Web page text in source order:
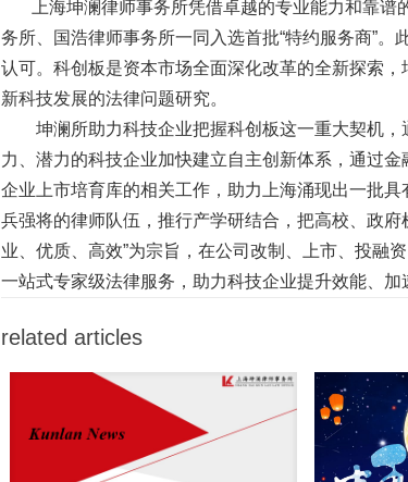
上海坤澜律师事务所凭借卓越的专业能力和靠谱
务所、国浩律师事务所一同入选首批“特约服务商”
认可。科创板是资本市场全面深化改革的全新探索
新科技发展的法律问题研究。
坤澜所助力科技企业把握科创板这一重大契机，
力、潜力的科技企业加快建立自主创新体系，通过
企业上市培育库的相关工作，助力上海涌现出一批
兵强将的律师队伍，推行产学研结合，把高校、政
业、优质、高效”为宗旨，在公司改制、上市、投融
一站式专家级法律服务，助力科技企业提升效能、加
related articles